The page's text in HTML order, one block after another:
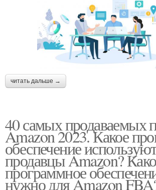
читать дальше →
40 самых продаваемых
Amazon 2023. Какое
обеспечение
продавцы Amazon?
программное
нужно для Amazon